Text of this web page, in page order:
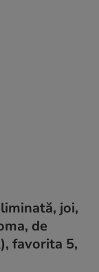
joi,
de
favorita 5,